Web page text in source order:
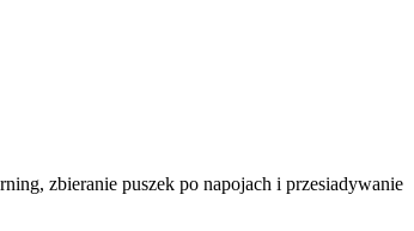
zbieranie puszek po napojach i przesiadywanie